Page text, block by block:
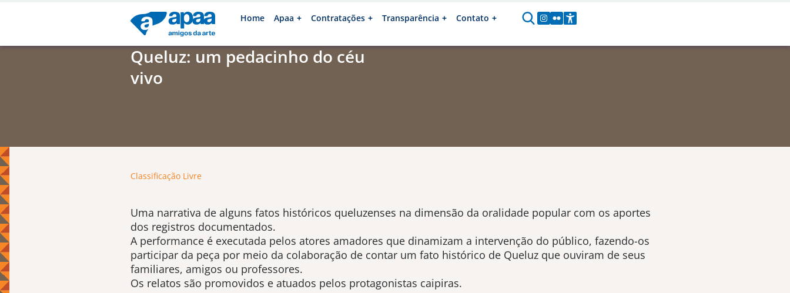
Home Apaa Contratações Transparência Contato
Queluz: um pedacinho do céu
vivo
Classificação Livre
Uma narrativa de alguns fatos históricos queluzenses na dimensão da oralidade popular com os aportes
dos registros documentados.
A performance é executada pelos atores amadores que dinamizam a intervenção do público, fazendo-os
participar da peça por meio da colaboração de contar um fato histórico de Queluz que ouviram de seus
familiares, amigos ou professores.
Os relatos são promovidos e atuados pelos protagonistas caipiras.